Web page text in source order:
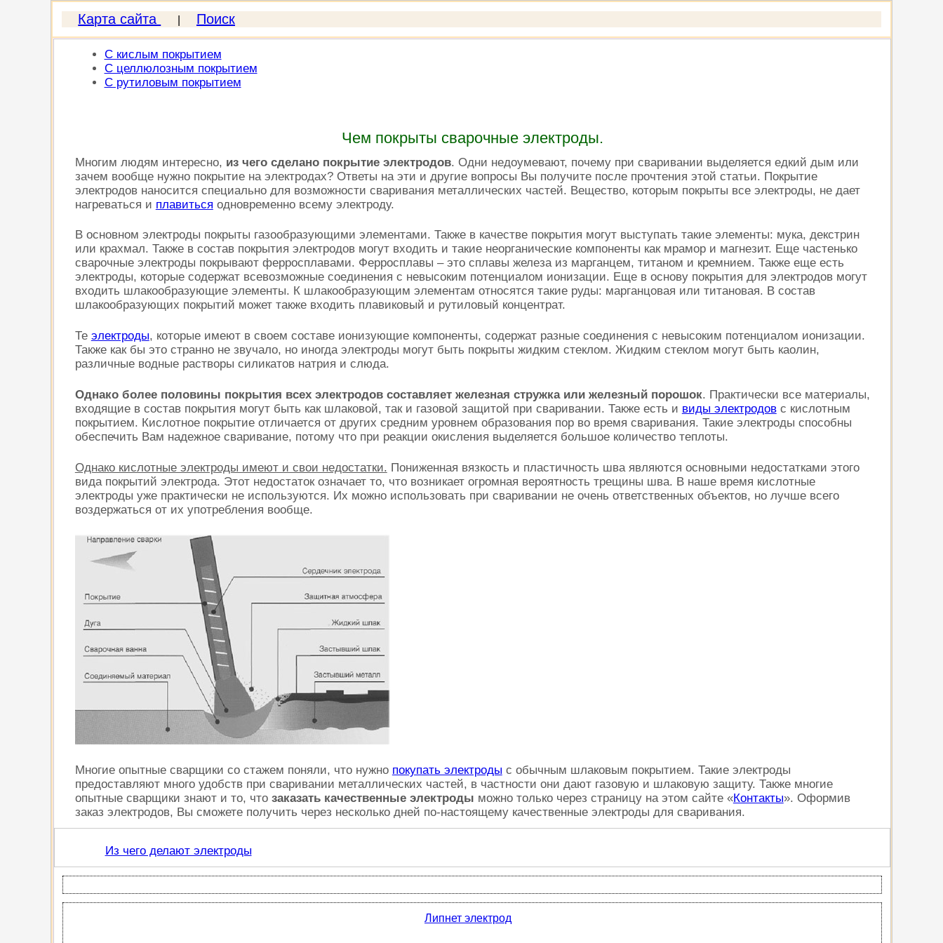
Карта сайта Поиск
С кислым покрытием
С целлюлозным покрытием
С рутиловым покрытием
Чем покрыты сварочные электроды.
Многим людям интересно, из чего сделано покрытие электродов. Одни недоумевают, почему при сваривании выделяется едкий дым или
зачем вообще нужно покрытие на электродах? Ответы на эти и другие вопросы Вы получите после прочтения этой статьи. Покрытие
электродов наносится специально для возможности сваривания металлических частей. Вещество, которым покрыты все электроды, не дает
нагреваться и плавиться одновременно всему электроду.
В основном электроды покрыты газообразующими элементами. Также в качестве покрытия могут выступать такие элементы: мука, декстрин
или крахмал. Также в состав покрытия электродов могут входить и такие неорганические компоненты как мрамор и магнезит. Еще частенько
сварочные электроды покрывают ферросплавами. Ферросплавы – это сплавы железа из марганцем, титаном и кремнием. Также еще есть
электроды, которые содержат всевозможные соединения с невысоким потенциалом ионизации. Еще в основу покрытия для электродов могут
входить шлакообразующие элементы. К шлакообразующим элементам относятся такие руды: марганцовая или титановая. В состав
шлакообразующих покрытий может также входить плавиковый и рутиловый концентрат.
Те электроды, которые имеют в своем составе ионизующие компоненты, содержат разные соединения с невысоким потенциалом ионизации.
Также как бы это странно не звучало, но иногда электроды могут быть покрыты жидким стеклом. Жидким стеклом могут быть каолин,
различные водные растворы силикатов натрия и слюда.
Однако более половины покрытия всех электродов составляет железная стружка или железный порошок. Практически все материалы,
входящие в состав покрытия могут быть как шлаковой, так и газовой защитой при сваривании. Также есть и виды электродовс кислотным
покрытием. Кислотное покрытие отличается от других средним уровнем образования пор во время сваривания. Такие электроды способны
обеспечить Вам надежное сваривание, потому что при реакции окисления выделяется большое количество теплоты.
Однако кислотные электроды имеют и свои недостатки. Пониженная вязкость и пластичность шва являются основными недостатками этого
вида покрытий электрода. Этот недостаток означает то, что возникает огромная вероятность трещины шва. В наше время кислотные
электроды уже практически не используются. Их можно использовать при сваривании не очень ответственных объектов, но лучше всего
воздержаться от их употребления вообще.
Многие опытные сварщики со стажем поняли, что нужно покупать электроды с обычным шлаковым покрытием. Такие электроды
предоставляют много удобств при сваривании металлических частей, в частности они дают газовую и шлаковую защиту. Также многие
опытные сварщики знают и то, что заказать качественные электроды можно только через страницу на этом сайте «Контакты». Оформив
заказ электродов, Вы сможете получить через несколько дней по-настоящему качественные электроды для сваривания.
Из чего делают электроды
Липнет электрод